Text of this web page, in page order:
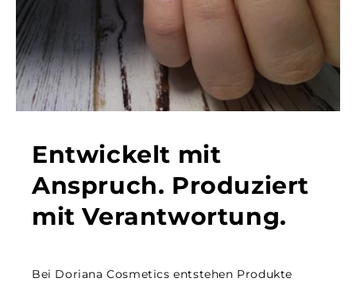
Entwickelt mit
Anspruch. Produziert
mit Verantwortung.
Bei Doriana Cosmetics entstehen Produkte